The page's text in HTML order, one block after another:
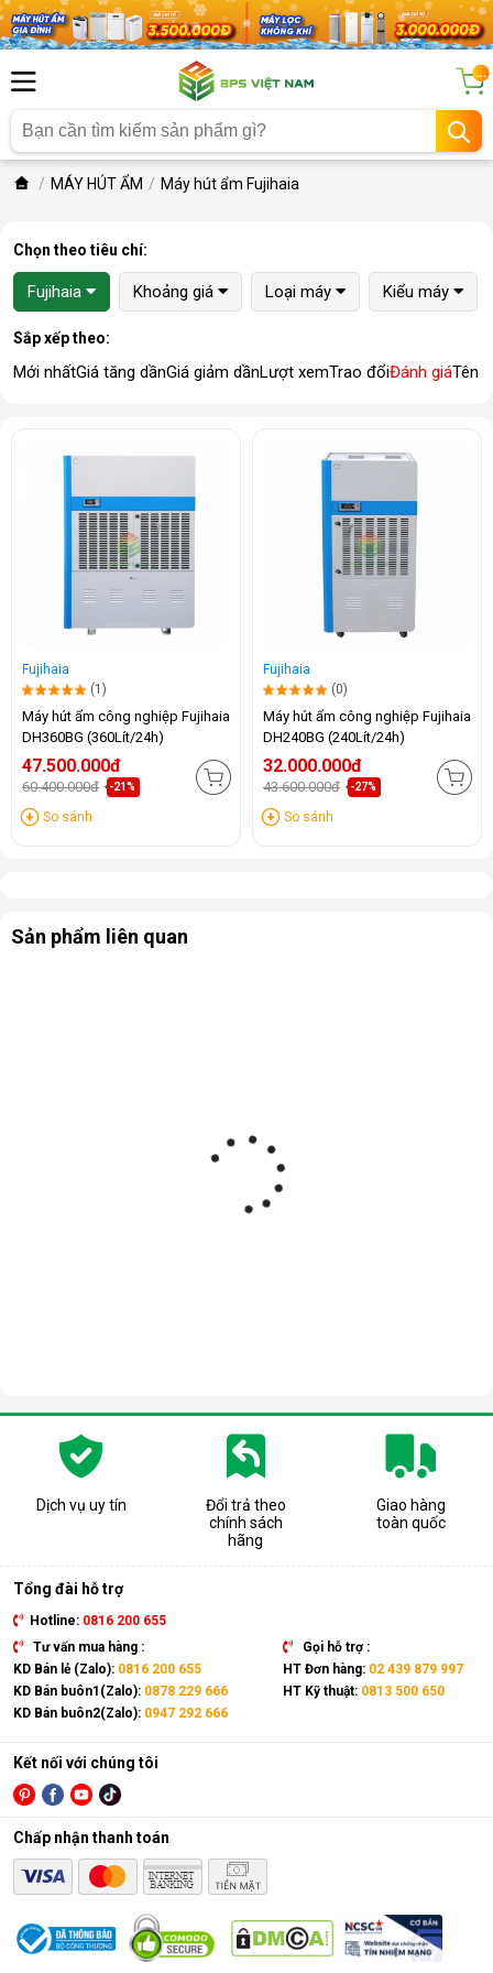
...
MÁY HÚT ẨM Máy hút ẩm Fujihaia
Chọn theo tiêu chí:
Fujihaia Khoảng giá Loại máy Kiểu máy
Sắp xếp theo:
Mới nhấtGiá tăng dầnGiá giảm dầnLượt xemTrao đổiĐánh giáTên
Fujihaia
(1)
Máy hút ẩm công nghiệp Fujihaia
DH360BG (360Lít/24h)
47.500.000đ
60.400.000đ -21%
So sánh
Fujihaia
(0)
Máy hút ẩm công nghiệp Fujihaia
DH240BG (240Lít/24h)
32.000.000đ
43.600.000đ -27%
So sánh
Sản phẩm liên quan
Dịch vụ uy tín
Đổi trả theo
chính sách
hãng
Giao hàng
toàn quốc
Tổng đài hỗ trợ
Hotline: 0816 200 655
Tư vấn mua hàng :
KD Bán lẻ (Zalo): 0816 200 655
KD Bán buôn1(Zalo): 0878 229 666
KD Bán buôn2(Zalo): 0947 292 666
Gọi hỗ trợ :
HT Đơn hàng: 02 439 879 997
HT Kỹ thuật: 0813 500 650
Kết nối với chúng tôi
Chấp nhận thanh toán